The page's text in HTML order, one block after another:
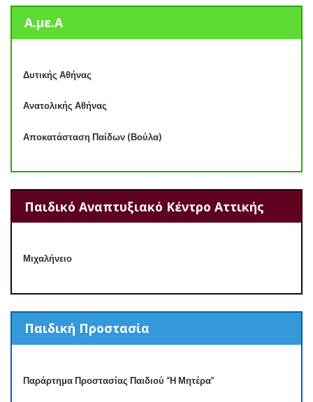
Α.με.Α
Δυτικής Αθήνας
Ανατολικής Αθήνας
Αποκατάσταση Παίδων (Βούλα)
Παιδικό Αναπτυξιακό Κέντρο Αττικής
Μιχαλήνειο
Παιδική Προστασία
Παράρτημα Προστασίας Παιδιού “Η Μητέρα”